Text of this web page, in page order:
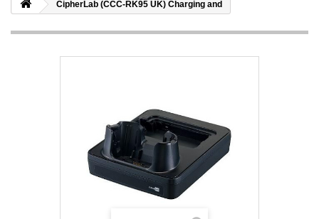
CipherLab (CCC-RK95 UK) Charging and